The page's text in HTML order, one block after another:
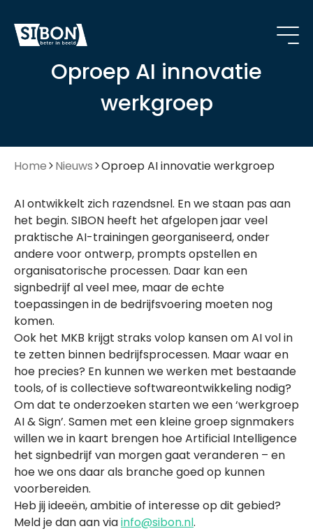
Oproep AI innovatie
werkgroep
Home Nieuws Oproep AI innovatie werkgroep
AI ontwikkelt zich razendsnel. En we staan pas aan
het begin. SIBON heeft het afgelopen jaar veel
praktische AI-trainingen georganiseerd, onder
andere voor ontwerp, prompts opstellen en
organisatorische processen. Daar kan een
signbedrijf al veel mee, maar de echte
toepassingen in de bedrijfsvoering moeten nog
komen.
Ook het MKB krijgt straks volop kansen om AI vol in
te zetten binnen bedrijfsprocessen. Maar waar en
hoe precies? En kunnen we werken met bestaande
tools, of is collectieve softwareontwikkeling nodig?
Om dat te onderzoeken starten we een ‘werkgroep
AI & Sign’. Samen met een kleine groep signmakers
willen we in kaart brengen hoe Artificial Intelligence
het signbedrijf van morgen gaat veranderen – en
hoe we ons daar als branche goed op kunnen
voorbereiden.
Heb jij ideeën, ambitie of interesse op dit gebied?
Meld je dan aan viainfo@sibon.nl.